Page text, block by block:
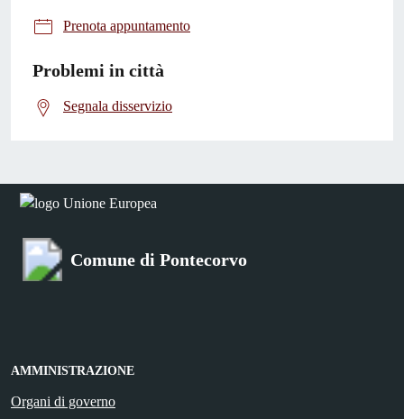
Prenota appuntamento
Problemi in città
Segnala disservizio
Comune di Pontecorvo
AMMINISTRAZIONE
Organi di governo